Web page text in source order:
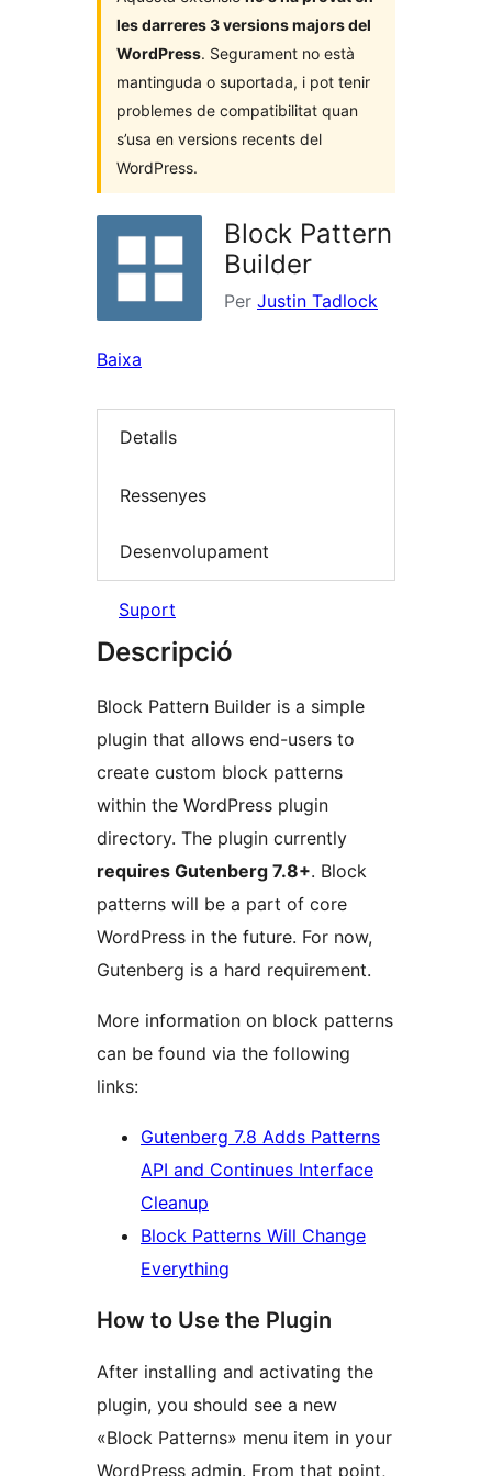
les darreres 3 versions majors del
WordPress. Segurament no està
mantinguda o suportada, i pot tenir
problemes de compatibilitat quan
s’usa en versions recents del
WordPress.
Block Pattern
Builder
Per Justin Tadlock
Baixa
Detalls
Ressenyes
Desenvolupament
Suport
Descripció
Block Pattern Builder is a simple
plugin that allows end-users to
create custom block patterns
within the WordPress plugin
directory. The plugin currently
requires Gutenberg 7.8+. Block
patterns will be a part of core
WordPress in the future. For now,
Gutenberg is a hard requirement.
More information on block patterns
can be found via the following
links:
Gutenberg 7.8 Adds Patterns
API and Continues Interface
Cleanup
Block Patterns Will Change
Everything
How to Use the Plugin
After installing and activating the
plugin, you should see a new
«Block Patterns» menu item in your
WordPress admin. From that point,